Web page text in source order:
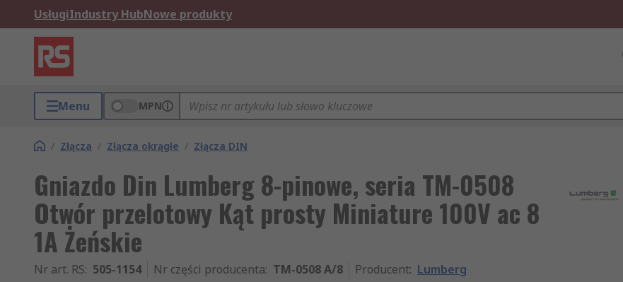
UsługiIndustry HubNowe produkty
Menu MPN
/ Złącza / Złącza okrągłe / Złącza DIN
Gniazdo Din Lumberg 8-pinowe, seria TM-0508
Otwór przelotowy Kąt prosty Miniature 100V ac 8
1A Żeńskie
Nr art. RS: 505-1154 Nr części producenta: TM-0508 A/8 Producent: Lumberg